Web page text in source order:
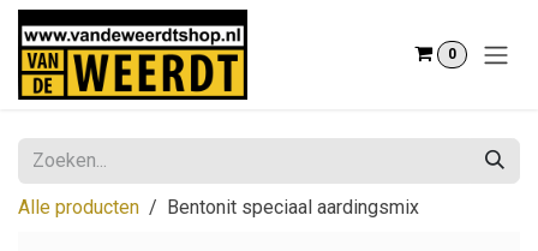
Overslaan naar inhoud
0
Alle producten Bentonit speciaal aardingsmix